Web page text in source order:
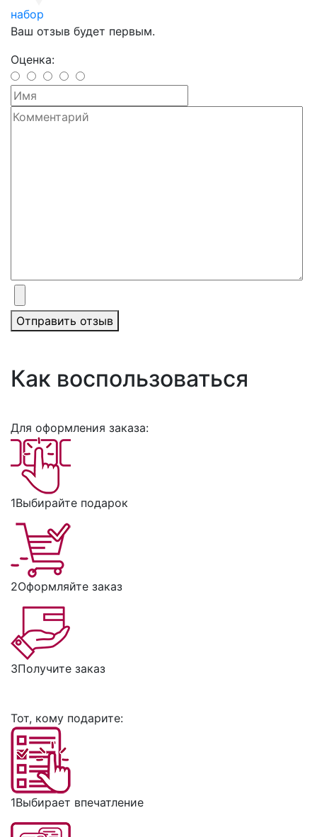
набор
Ваш отзыв будет первым.
Оценка:
Отправить отзыв
Как воспользоваться
Для оформления заказа:
1Выбирайте подарок
2Оформляйте заказ
3Получите заказ
Тот, кому подарите:
1Выбирает впечатление